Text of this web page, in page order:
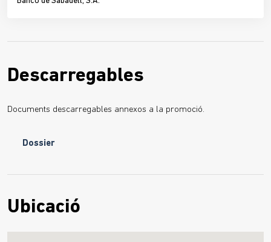
Descarregables
Documents descarregables annexos a la promoció.
Dossier
Ubicació